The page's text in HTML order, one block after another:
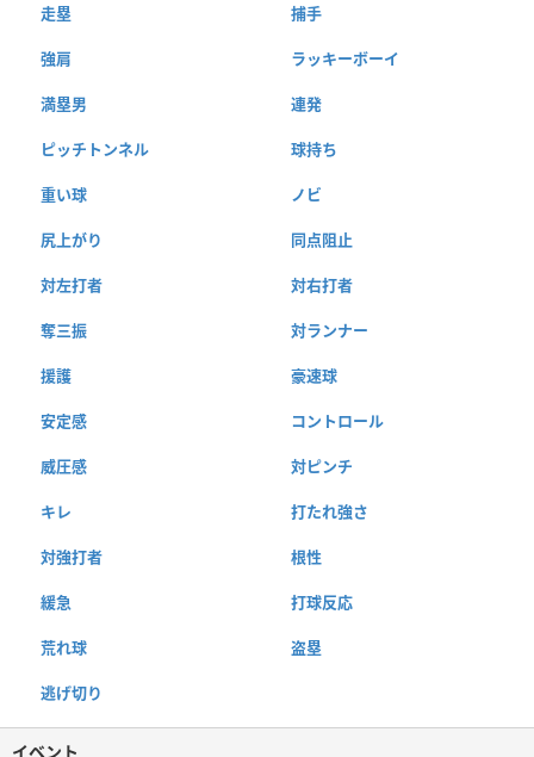
走塁 捕手
強肩 ラッキーボーイ
満塁男 連発
ピッチトンネル 球持ち
重い球 ノビ
尻上がり 同点阻止
対左打者 対右打者
奪三振 対ランナー
援護 豪速球
安定感 コントロール
威圧感 対ピンチ
キレ 打たれ強さ
対強打者 根性
緩急 打球反応
荒れ球 盗塁
逃げ切り
イベント